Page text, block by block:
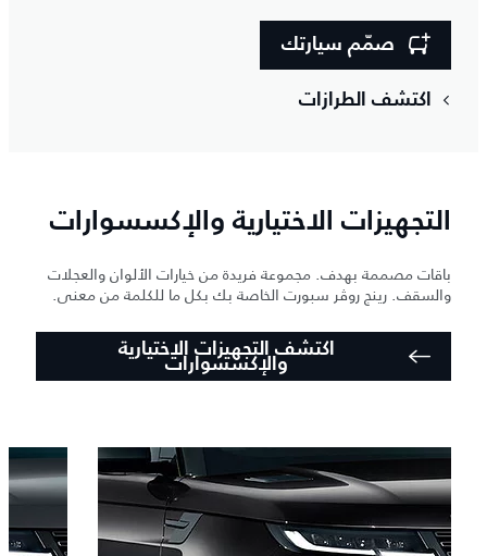
صمّم سيارتك
اكتشف الطرازات
التجهيزات الاختيارية والإكسسوارات
باقات مصممة بهدف. مجموعة فريدة من خيارات الألوان والعجلات
والسقف. رينج روڤر سبورت الخاصة بك بكل ما للكلمة من معنى.
اكتشف التجهيزات الاختيارية
والإكسسوارات